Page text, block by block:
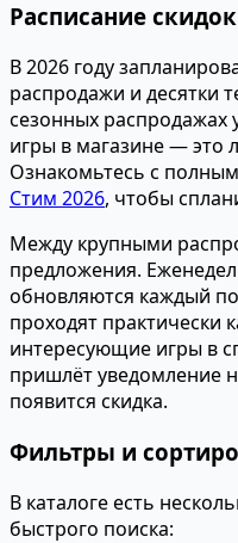
Расписание
В 2026 году
распродажи и десятки
сезонных распродажах
игры в магазине — это
Ознакомьтесь с полным
Стим 2026, чтобы
Между крупными
предложения.
обновляются каждый
проходят практически
интересующие игры в
пришлёт уведомление
появится скидка.
Фильтры и
В каталоге есть
быстрого поиска: